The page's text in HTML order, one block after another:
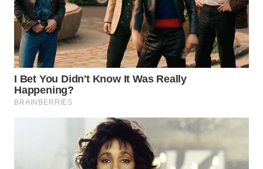
WN
TAPANULI
SAMOSIR